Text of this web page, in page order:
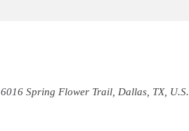
6016 Spring Flower Trail, Dallas, TX, U.S.